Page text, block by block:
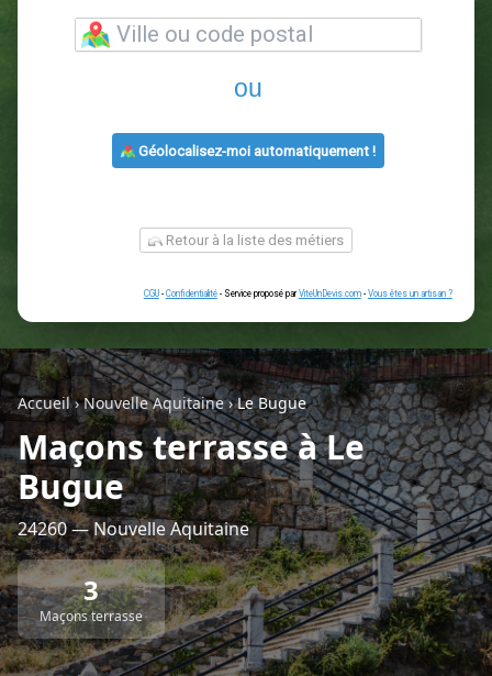
votre projet :
ou
Géolocalisez-moi automatiquement !
Retour à la liste des métiers
CGU Confidentialité - Service proposé parViteUnDevis.com-Vous
Accueil›Nouvelle Aquitaine›Le Bugue
Maçons terrasse à Le
Bugue
24260 — Nouvelle Aquitaine
3
Maçons terrasse